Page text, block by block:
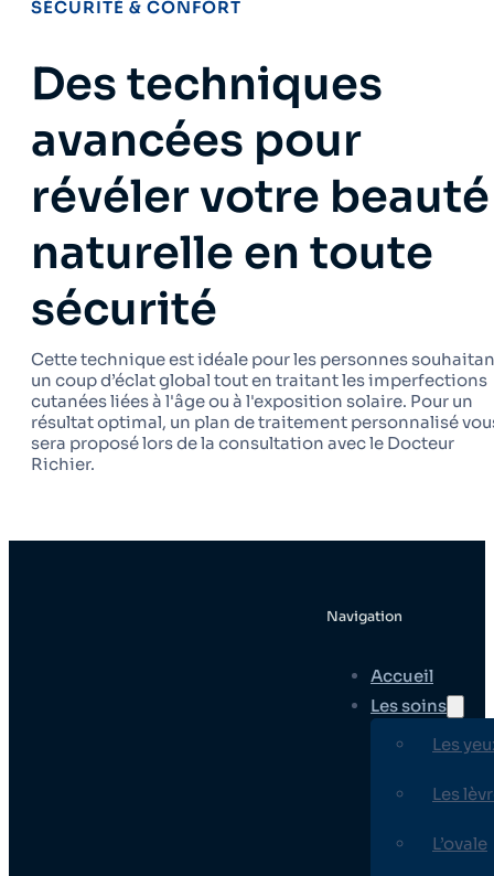
SÉCURITÉ & CONFORT
Des techniques
avancées pour
révéler votre beauté
naturelle en toute
sécurité
Cette technique est idéale pour les personnes
un coup d’éclat global tout en traitant les imperfections
cutanées liées à l'âge ou à l'exposition solaire. Pour un
résultat optimal, un plan de traitement personnalisé
sera proposé lors de la consultation avec le Docteur
Richier.
Navigation
Accueil
Les soins
Les
Les
L’ovale